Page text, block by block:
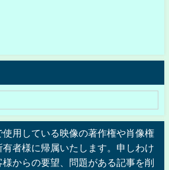
用している映像の著作権や肖像権
者様に帰属いたします。申しわけ
からの要望、問題がある記事を削